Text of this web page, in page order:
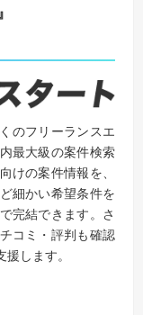
』
のフリーランスエ
最大級の案件検索
けの案件情報を、
細かい希望条件を
完結できます。さ
コミ・評判も確認
します。